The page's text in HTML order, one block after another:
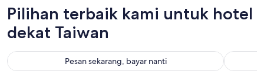
Pilihan terbaik kami untuk hotel
dekat Taiwan
Pesan sekarang, bayar nanti